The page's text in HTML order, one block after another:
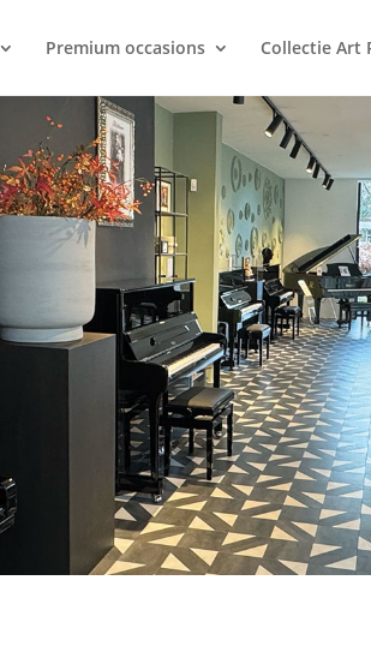
Premium occasions Collectie Art